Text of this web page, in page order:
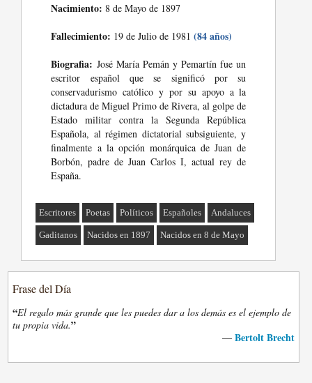
Nacimiento: 8 de Mayo de 1897
Fallecimiento: 19 de Julio de 1981(84 años)
Biografia: José María Pemán y Pemartín fue un
escritor español que se significó por su
conservadurismo católico y por su apoyo a la
dictadura de Miguel Primo de Rivera, al golpe de
Estado militar contra la Segunda República
Española, al régimen dictatorial subsiguiente, y
finalmente a la opción monárquica de Juan de
Borbón, padre de Juan Carlos I, actual rey de
España.
Escritores Poetas Políticos Españoles Andaluces
Gaditanos Nacidos en 1897 Nacidos en 8 de Mayo
Frase del Día
“El regalo más grande que les puedes dar a los demás es el ejemplo de
tu propia vida.”
— Bertolt Brecht